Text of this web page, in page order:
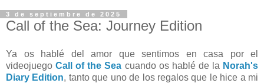
3 de septiembre de 2025
Call of the Sea: Journey Edition
Ya os hablé del amor que sentimos en casa por el
videojuegoCall of the Sea cuando os hablé de la Norah's
Diary Edition, tanto que uno de los regalos que le hice a mi